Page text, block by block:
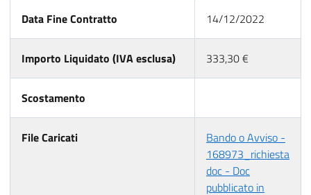
Data Fine Contratto 14/12/2022
Importo Liquidato (IVA esclusa) 333,30 €
Scostamento
File Caricati
Bando o Avviso -
168973_richiesta
doc - Doc
pubblicato in